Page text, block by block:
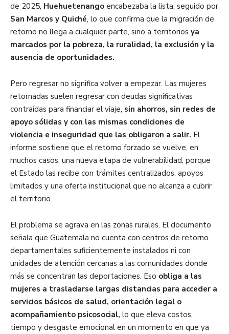
de 2025, Huehuetenango encabezaba la lista, seguido por
San Marcos y Quiché, lo que confirma que la migración de
retorno no llega a cualquier parte, sino a territorios ya
marcados por la pobreza, la ruralidad, la exclusión y la
ausencia de oportunidades.
Pero regresar no significa volver a empezar. Las mujeres
retornadas suelen regresar con deudas significativas
contraídas para financiar el viaje, sin ahorros, sin redes de
apoyo sólidas y con las mismas condiciones de
violencia e inseguridad que las obligaron a salir. El
informe sostiene que el retorno forzado se vuelve, en
muchos casos, una nueva etapa de vulnerabilidad, porque
el Estado las recibe con trámites centralizados, apoyos
limitados y una oferta institucional que no alcanza a cubrir
el territorio.
El problema se agrava en las zonas rurales. El documento
señala que Guatemala no cuenta con centros de retorno
departamentales suficientemente instalados ni con
unidades de atención cercanas a las comunidades donde
más se concentran las deportaciones. Eso obliga a las
mujeres a trasladarse largas distancias para acceder a
servicios básicos de salud, orientación legal o
acompañamiento psicosocial, lo que eleva costos,
tiempo y desgaste emocional en un momento en que ya